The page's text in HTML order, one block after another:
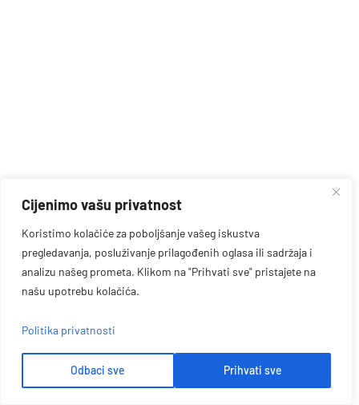
Cijenimo vašu privatnost
Koristimo kolačiće za poboljšanje vašeg iskustva
pregledavanja, posluživanje prilagođenih oglasa ili sadržaja i
analizu našeg prometa. Klikom na "Prihvati sve" pristajete na
našu upotrebu kolačića.
Politika privatnosti
Odbaci sve Prihvati sve